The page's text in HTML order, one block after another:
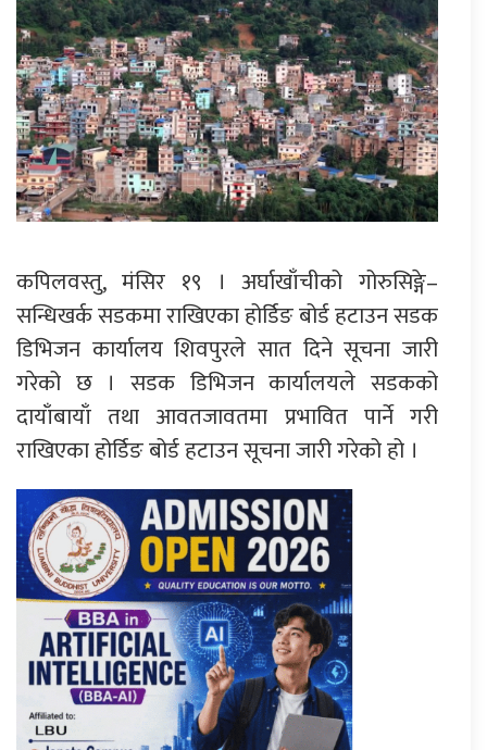
कपिलवस्तु, मंसिर १९ । अर्घाखाँचीको गोरुसिङ्गे–
सन्धिखर्क सडकमा राखिएका होर्डिङ बोर्ड हटाउन सडक
डिभिजन कार्यालय शिवपुरले सात दिने सूचना जारी
गरेको छ । सडक डिभिजन कार्यालयले सडकको
दायाँबायाँ तथा आवतजावतमा प्रभावित पार्ने गरी
राखिएका होर्डिङ बोर्ड हटाउन सूचना जारी गरेको हो ।